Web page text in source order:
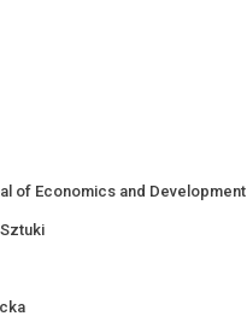
of Economics and Development